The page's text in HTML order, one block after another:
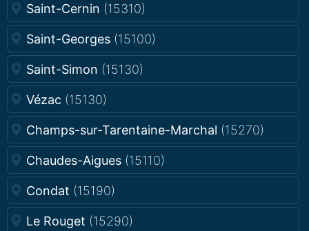
Saint-Cernin (15310)
Saint-Georges (15100)
Saint-Simon (15130)
Vézac (15130)
Champs-sur-Tarentaine-Marchal (15270)
Chaudes-Aigues (15110)
Condat (15190)
Le Rouget (15290)